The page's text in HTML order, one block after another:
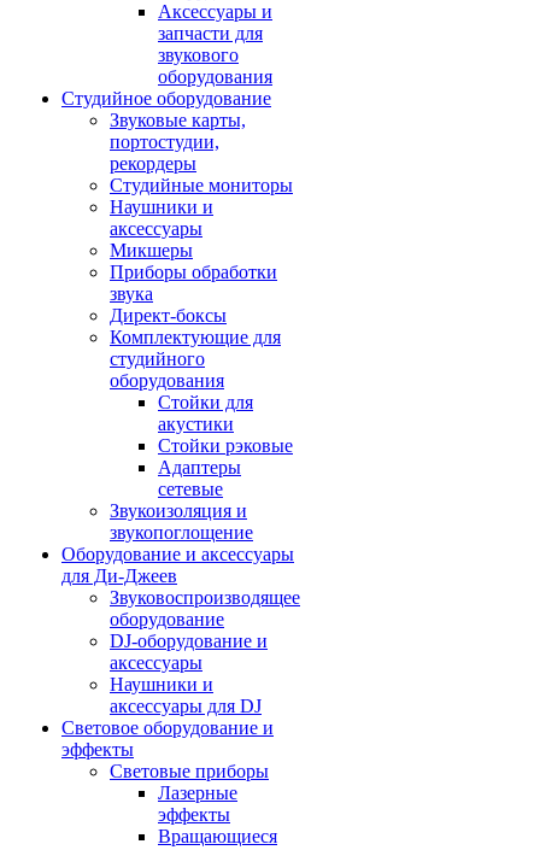
Аксессуары и
запчасти для
звукового
оборудования
Студийное оборудование
Звуковые карты,
портостудии,
рекордеры
Студийные мониторы
Наушники и
аксессуары
Микшеры
Приборы обработки
звука
Директ-боксы
Комплектующие для
студийного
оборудования
Стойки для
акустики
Стойки рэковые
Адаптеры
сетевые
Звукоизоляция и
звукопоглощение
Оборудование и аксессуары
для Ди-Джеев
Звуковоспроизводящее
оборудование
DJ-оборудование и
аксессуары
Наушники и
аксессуары для DJ
Световое оборудование и
эффекты
Световые приборы
Лазерные
эффекты
Вращающиеся